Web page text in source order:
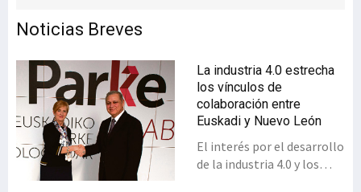
Noticias Breves
La industria 4.0 estrecha
los vínculos de
colaboración entre
Euskadi y Nuevo León
El interés por el desarrollo
de la industria 4.0 y los